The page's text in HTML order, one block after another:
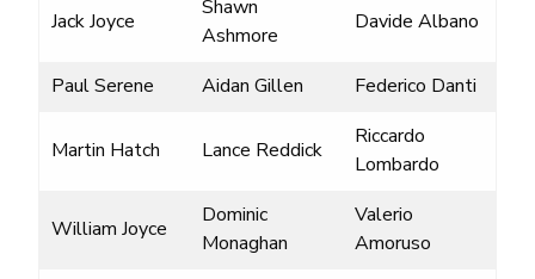
Jack Joyce
Shawn
Ashmore
Davide Albano
Paul Serene Aidan Gillen Federico Danti
Martin Hatch Lance Reddick
Riccardo
Lombardo
William Joyce
Dominic
Monaghan
Valerio
Amoruso